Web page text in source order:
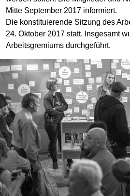
Mitte September 2017 informiert.
Die konstituierende Sitzung des
24. Oktober 2017 statt. Insgesamt
Arbeitsgremiums durchgeführt.